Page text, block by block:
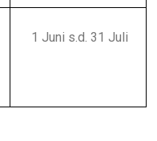
1 Juni s.d. 31 Juli